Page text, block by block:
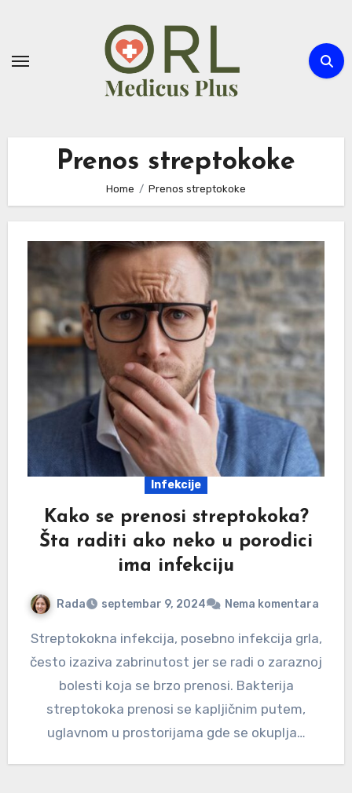
content
Prenos streptokoke
Home Prenos streptokoke
Infekcije
Kako se prenosi streptokoka?
Šta raditi ako neko u porodici
ima infekciju
Rada septembar 9, 2024 Nema komentara
Streptokokna infekcija, posebno infekcija grla,
često izaziva zabrinutost jer se radi o zaraznoj
bolesti koja se brzo prenosi. Bakterija
streptokoka prenosi se kapljičnim putem,
uglavnom u prostorijama gde se okuplja…